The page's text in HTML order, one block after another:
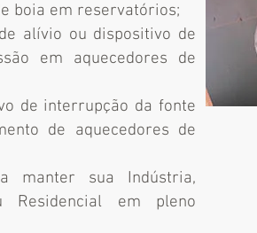
boia em reservatórios;
alívio ou dispositivo de
em aquecedores de
de interrupção da fonte
de aquecedores de
manter sua Indústria,
Residencial em pleno